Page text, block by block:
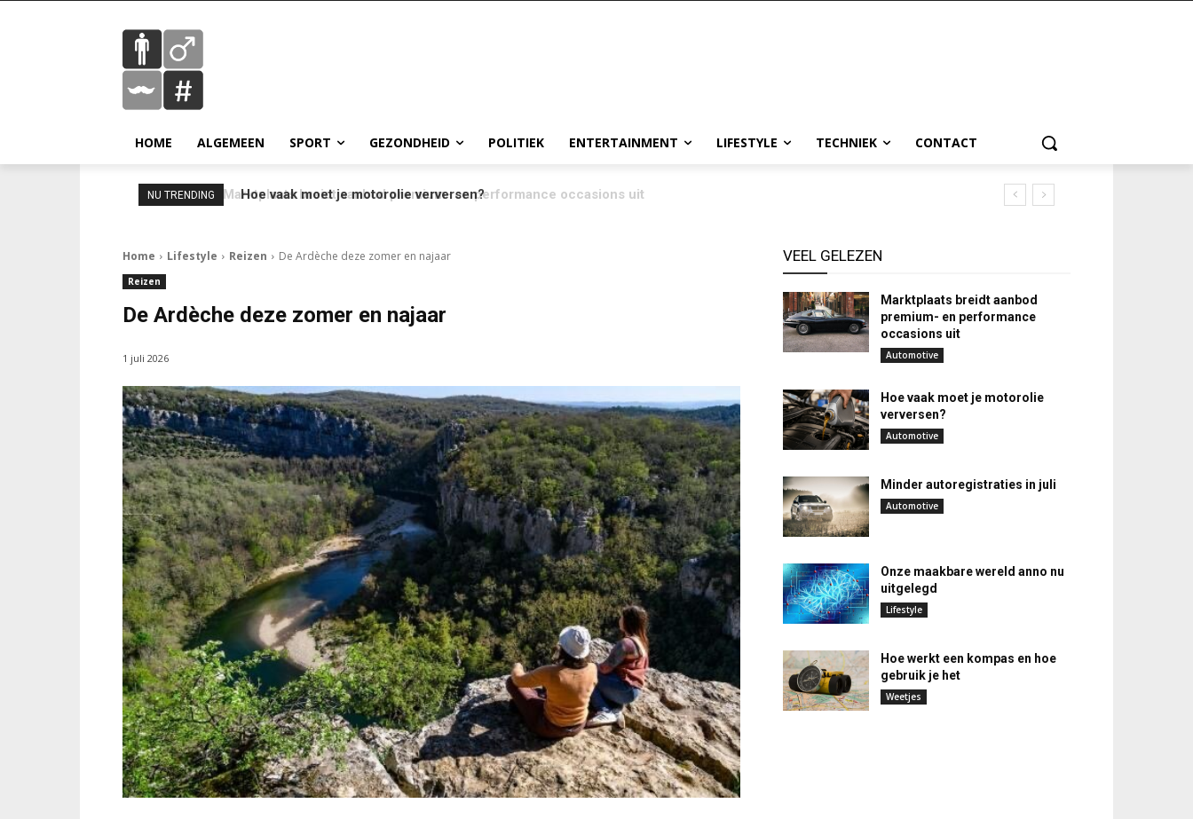
HOME ALGEMEEN SPORT GEZONDHEID POLITIEK ENTERTAINMENT LIFESTYLE TECHNIEK CONTACT
NU TRENDING Hoe vaak moet je motorolie verversen?
Home Lifestyle Reizen De Ardèche deze zomer en najaar
Reizen
De Ardèche deze zomer en najaar
1 juli 2026
VEEL GELEZEN
Marktplaats breidt aanbod
premium- en performance
occasions uit
Automotive
Hoe vaak moet je motorolie
verversen?
Automotive
Minder autoregistraties in juli
Automotive
Onze maakbare wereld anno nu
uitgelegd
Lifestyle
Hoe werkt een kompas en hoe
gebruik je het
Weetjes